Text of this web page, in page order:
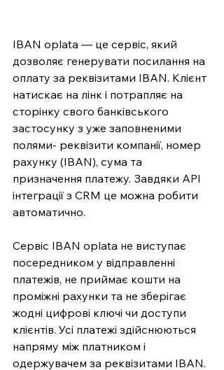
IBAN oplata — це сервіс, який
дозволяє генерувати посилання на
оплату за реквізитами IBAN. Клієнт
натискає на лінк і потрапляє на
сторінку свого банківського
застосунку з уже заповненими
полями- реквізити компанії, номер
рахунку (IBAN), сума та
призначення платежу. Завдяки API
інтеграції з CRM це можна робити
автоматично.
Сервіс IBAN oplata не виступає
посередником у відправленні
платежів, не приймає кошти на
проміжні рахунки та не зберігає
жодні цифрові ключі чи доступи
клієнтів. Усі платежі здійснюються
напряму між платником і
одержувачем за реквізитами IBAN.